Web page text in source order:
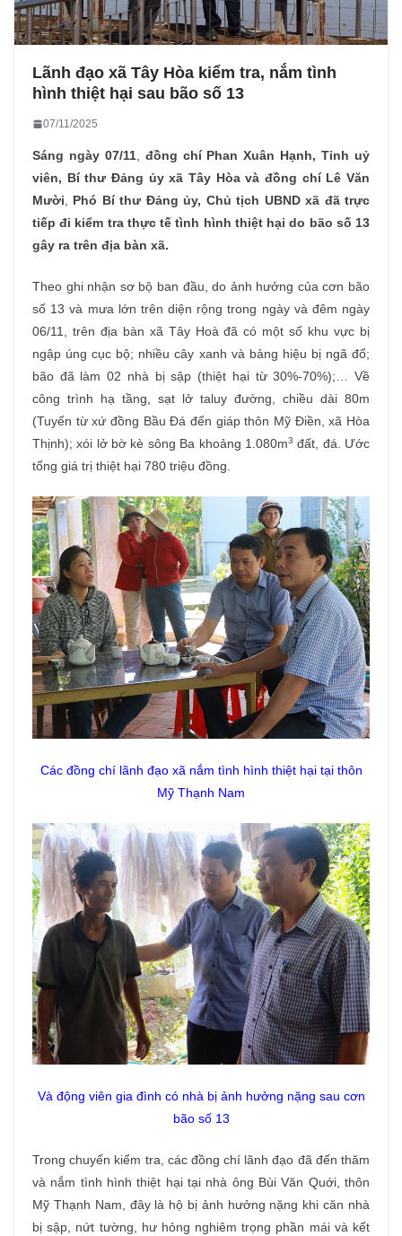
Lãnh đạo xã Tây Hòa kiểm tra, nắm tình
hình thiệt hại sau bão số 13
07/11/2025
Sáng ngày 07/11, đồng chí Phan Xuân Hạnh,Tỉnh uỷ
viên, Bí thư Đảng ủy xã Tây Hòa và đồng chí Lê Văn
Mười
Phó Bí thư Đảng ủy, Chủ tịch UBND xã đã trực
tiếp đi kiểm tra thực tế tình hình thiệt hại do bão số 13
gây ra trên địa bàn xã.
Theo ghi nhận sơ bộ ban đầu, do ảnh hưởng của cơn bão
số 13 và mưa lớn trên diện rộng trong ngày và đêm ngày
06/11, trên địa bàn xã Tây Hoà đã có một số khu vực bị
ngập úng cục bộ; nhiều cây xanh và bảng hiệu bị ngã đổ;
bão đã làm 02 nhà bị sập (thiệt hại từ 30%-70%);… Về
công trình hạ tầng, sạt lở taluy đường, chiều dài 80m
(Tuyến từ xứ đồng Bầu Đá đến giáp thôn Mỹ Điền, xã Hòa
Thịnh); xói lở bờ kè sông Ba khoảng 1.080m3 đất, đá. Ước
tổng giá trị thiệt hại 780 triệu đồng.
Các đồng chí lãnh đạo xã nắm tình hình thiệt hại tại thôn
Mỹ Thạnh Nam
Và động viên gia đình có nhà bị ảnh hưởng nặng sau cơn
bão số 13
Trong chuyến kiểm tra, các đồng chí lãnh đạo đã đến thăm
và nắm tình hình thiệt hại tại nhà ông Bùi Văn Quới, thôn
Mỹ Thạnh Nam, đây là hộ bị ảnh hưởng nặng khi căn nhà
bị sập, nứt tường, hư hỏng nghiêm trọng phần mái và kết